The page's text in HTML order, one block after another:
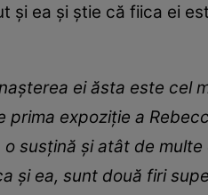
și ea și știe că fiica ei
ei ăsta este cel
prima expoziție a
susțină și atât de
și ea, sunt două firi